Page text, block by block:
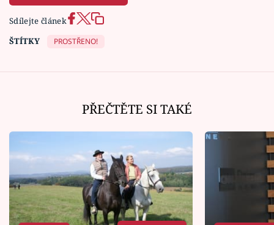
Sdílejte článek
ŠTÍTKY
PROSTŘENO!
PŘEČTĚTE SI TAKÉ